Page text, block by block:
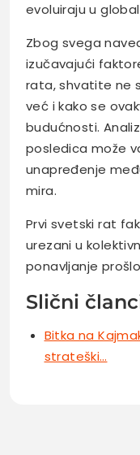
evoluiraju u
Zbog svega
izučavajući
rata, shvatite ne
već i kako se
budućnosti.
posledica može
unapređenje
mira.
Prvi svetski rat
urezani u
ponavljanje
Slični
Bitka na
strateški…